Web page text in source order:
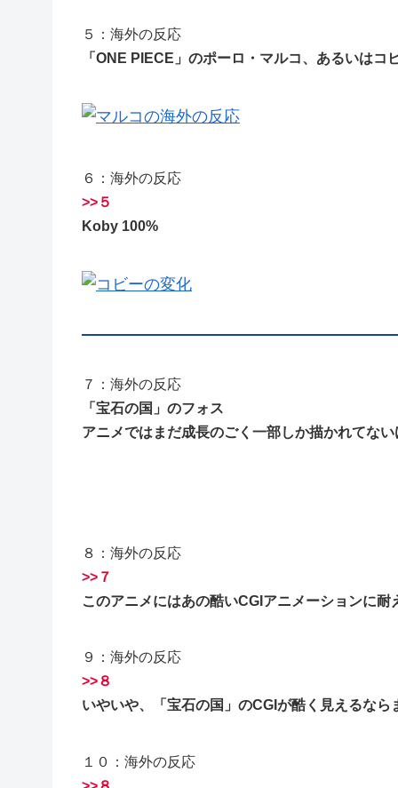
５：海外の反応
「ONE PIECE」のポーロ・マルコ、あるいはコ
６：海外の反応
>>５
Koby 100%
７：海外の反応
「宝石の国」のフォス
アニメではまだ成長のごく一部しか描かれてな
８：海外の反応
>>７
このアニメにはあの酷いCGIアニメーションに
９：海外の反応
>>８
いやいや、「宝石の国」のCGIが酷く見えるな
１０：海外の反応